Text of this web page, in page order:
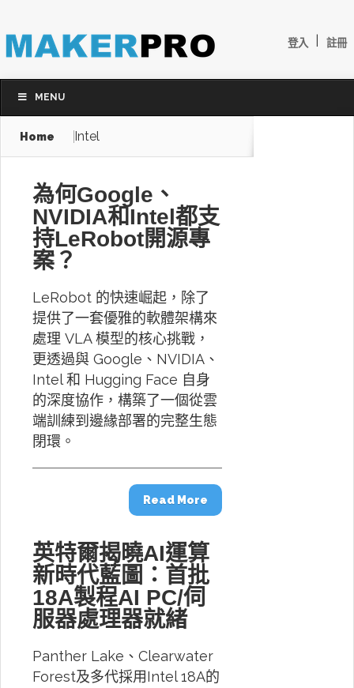
登入 註冊
MENU
Home Intel
為何Google、
NVIDIA和Intel都支
持LeRobot開源專
案？
LeRobot 的快速崛起，除了
提供了一套優雅的軟體架構來
處理 VLA 模型的核心挑戰，
更透過與 Google、NVIDIA、
Intel 和 Hugging Face 自身
的深度協作，構築了一個從雲
端訓練到邊緣部署的完整生態
閉環。
Read More
英特爾揭曉AI運算
新時代藍圖：首批
18A製程AI PC/伺
服器處理器就緒
Panther Lake、Clearwater
Forest及多代採用Intel 18A的